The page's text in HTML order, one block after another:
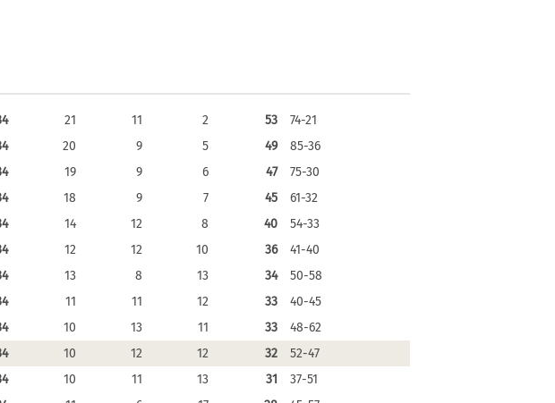
21 11 2 53
74-21
20 9 5 49
85-36
19 9 6 47
75-30
18 9 7 45
61-32
14 12 8 40
54-33
12 12 10 36
41-40
13 8 13 34
50-58
11 11 12 33
40-45
10 13 11 33
48-62
10 12 12 32
52-47
10 11 13 31
37-51